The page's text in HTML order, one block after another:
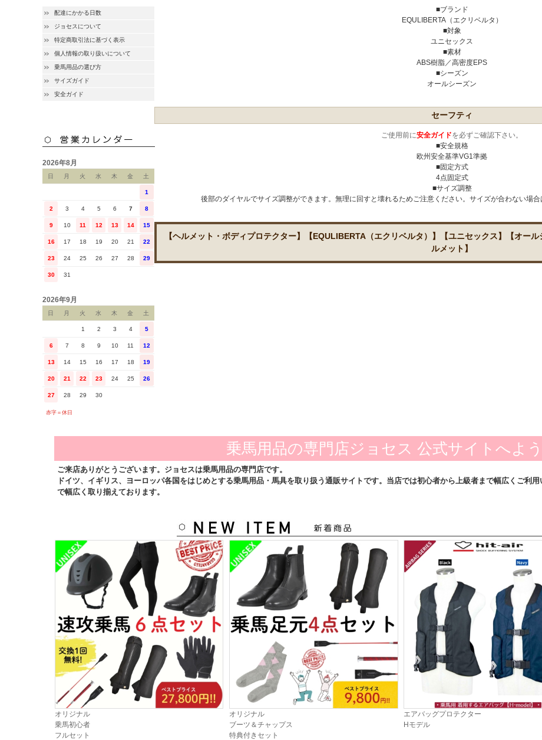
配達にかかる日数
ジョセスについて
特定商取引法に基づく表示
個人情報の取り扱いについて
乗馬用品の選び方
サイズガイド
安全ガイド
2026年8月
日 月 火 水 木 金 土
1
2 3 4 5 6 7 8
9 10 11 12 13 14 15
16 17 18 19 20 21 22
23 24 25 26 27 28 29
30 31
2026年9月
日 月 火 水 木 金 土
1 2 3 4 5
6 7 8 9 10 11 12
13 14 15 16 17 18 19
20 21 22 23 24 25 26
27 28 29 30
赤字＝休日
■ブランド
EQULIBERTA（エクリベルタ）
■対象
ユニセックス
■素材
ABS樹脂／高密度EPS
■シーズン
オールシーズン
セーフティ
ご使用前に安全ガイドを必ずご確認下さい。
■安全規格
欧州安全基準VG1準拠
■固定方式
4点固定式
■サイズ調整
後部のダイヤルでサイズ調整ができます。無理に回すと壊れるためご注意ください。サイズが合わない場
【ヘルメット・ボディプロテクター】【EQULIBERTA（エクリベルタ）】【ユニセックス】【オー
ルメット】
乗馬用品の専門店ジョセス 公式サイトへよ
ご来店ありがとうございます。ジョセスは乗馬用品の専門店です。
ドイツ、イギリス、ヨーロッパ各国をはじめとする乗馬用品・馬具を取り扱う通販サイトです。当店では初心者から上級者まで幅広くご利
で幅広く取り揃えております。
オリジナル
乗馬初心者
フルセット
オリジナル
ブーツ＆チャップス
特典付きセット
エアバッグプロテクター
Hモデル